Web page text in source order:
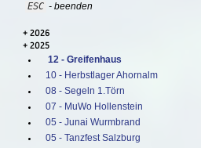
ESC - beenden
2026
2025
12 - Greifenhaus
10 - Herbstlager Ahornalm
08 - Segeln 1.Törn
07 - MuWo Hollenstein
05 - Junai Wurmbrand
05 - Tanzfest Salzburg